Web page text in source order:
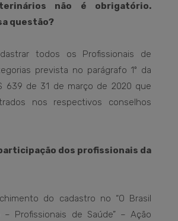
não é obrigatório.
questão?
todos os Profissionais de
prevista no parágrafo 1º da
639 de 31 de março de 2020 que
nos respectivos conselhos
dos profissionais da
do cadastro no “O Brasil
– Profissionais de Saúde” – Ação